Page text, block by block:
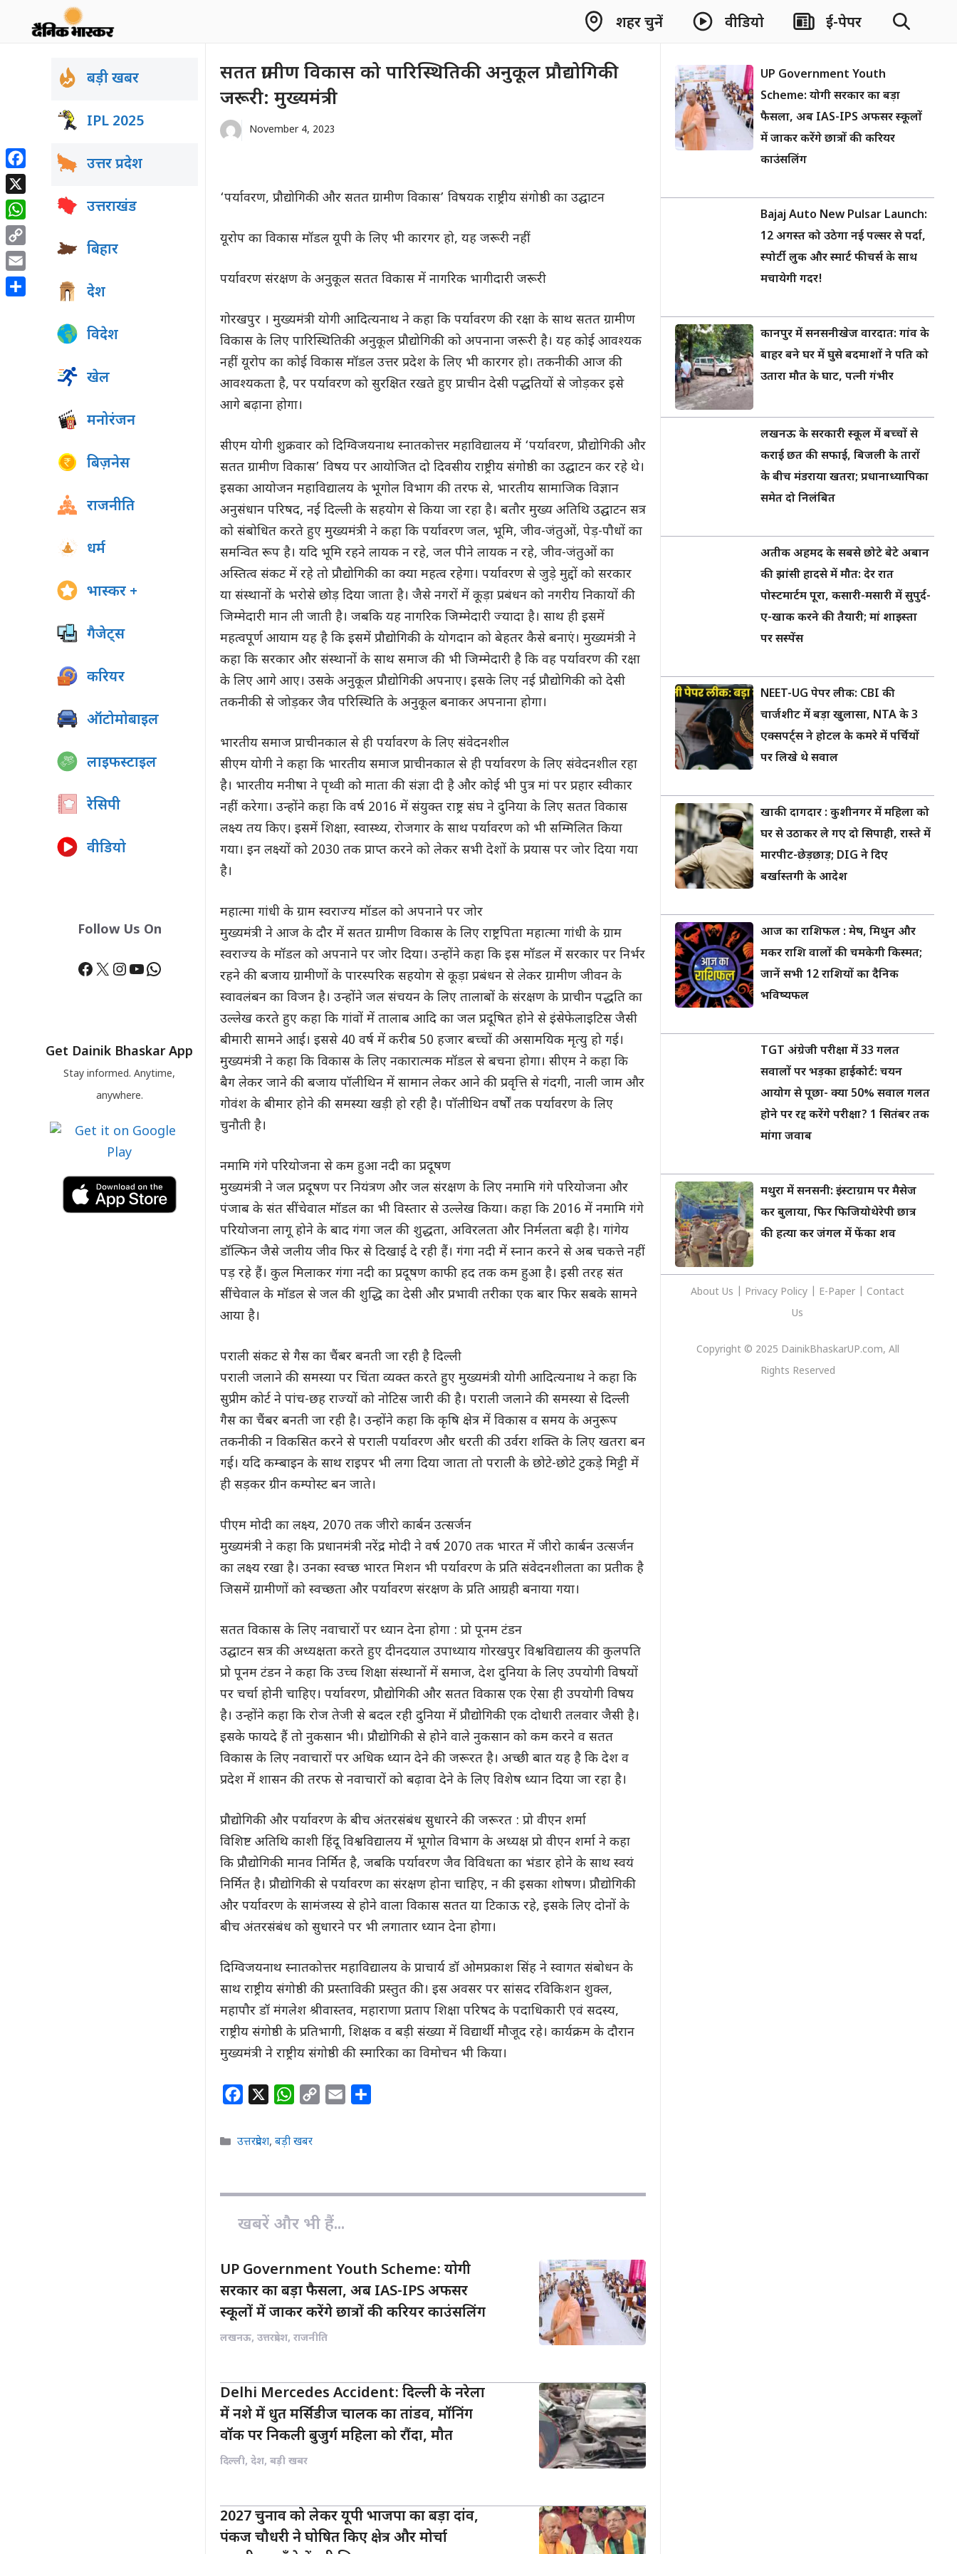
शहर चुनें वीडियो ई-पेपर
सतत ग्रामीण विकास को पारिस्थितिकी अनुकूल प्रौद्योगिकी
जरूरी: मुख्यमंत्री
November 4, 2023
‘पर्यावरण, प्रौद्योगिकी और सतत ग्रामीण विकास’ विषयक राष्ट्रीय संगोष्ठी का उद्घाटन
यूरोप का विकास मॉडल यूपी के लिए भी कारगर हो, यह जरूरी नहीं
पर्यावरण संरक्षण के अनुकूल सतत विकास में नागरिक भागीदारी जरूरी
गोरखपुर । मुख्यमंत्री योगी आदित्यनाथ ने कहा कि पर्यावरण की रक्षा के साथ सतत ग्रामीण
विकास के लिए पारिस्थितिकी अनुकूल प्रौद्योगिकी को अपनाना जरूरी है। यह कोई आवश्यक
नहीं यूरोप का कोई विकास मॉडल उत्तर प्रदेश के लिए भी कारगर हो। तकनीकी आज की
आवश्यकता है, पर पर्यावरण को सुरक्षित रखते हुए प्राचीन देसी पद्धतियों से जोड़कर इसे
आगे बढ़ाना होगा।
सीएम योगी शुक्रवार को दिग्विजयनाथ स्नातकोत्तर महाविद्यालय में ‘पर्यावरण, प्रौद्योगिकी और
सतत ग्रामीण विकास’ विषय पर आयोजित दो दिवसीय राष्ट्रीय संगोष्ठी का उद्घाटन कर रहे थे।
इसका आयोजन महाविद्यालय के भूगोल विभाग की तरफ से, भारतीय सामाजिक विज्ञान
अनुसंधान परिषद, नई दिल्ली के सहयोग से किया जा रहा है। बतौर मुख्य अतिथि उद्घाटन सत्र
को संबोधित करते हुए मुख्यमंत्री ने कहा कि पर्यावरण जल, भूमि, जीव-जंतुओं, पेड़-पौधों का
समन्वित रूप है। यदि भूमि रहने लायक न रहे, जल पीने लायक न रहे, जीव-जंतुओं का
अस्तित्व संकट में रहे तो प्रौद्योगिकी का क्या महत्व रहेगा। पर्यावरण से जुड़े मुद्दों को सरकार
या संस्थानों के भरोसे छोड़ दिया जाता है। जैसे नगरों में कूड़ा प्रबंधन को नगरीय निकायों की
जिम्मेदारी मान ली जाती है। जबकि यह नागरिक जिम्मेदारी ज्यादा है। साथ ही इसमें
महत्वपूर्ण आयाम यह है कि इसमें प्रौद्योगिकी के योगदान को बेहतर कैसे बनाएं। मुख्यमंत्री ने
कहा कि सरकार और संस्थानों के साथ समाज की भी जिम्मेदारी है कि वह पर्यावरण की रक्षा
के लिए आगे आए। उसके अनुकूल प्रौद्योगिकी अपनाए। इसके लिए नई प्रौद्योगिकी को देसी
तकनीकी से जोड़कर जैव परिस्थिति के अनुकूल बनाकर अपनाना होगा।
भारतीय समाज प्राचीनकाल से ही पर्यावरण के लिए संवेदनशील
सीएम योगी ने कहा कि भारतीय समाज प्राचीनकाल से ही पर्यावरण के लिए संवेदनशील रहा
है। भारतीय मनीषा ने पृथ्वी को माता की संज्ञा दी है और कोई भी पुत्र मां पर प्रहार स्वीकार
नहीं करेगा। उन्होंने कहा कि वर्ष 2016 में संयुक्त राष्ट्र संघ ने दुनिया के लिए सतत विकास
लक्ष्य तय किए। इसमें शिक्षा, स्वास्थ्य, रोजगार के साथ पर्यावरण को भी सम्मिलित किया
गया। इन लक्ष्यों को 2030 तक प्राप्त करने को लेकर सभी देशों के प्रयास पर जोर दिया गया
है।
महात्मा गांधी के ग्राम स्वराज्य मॉडल को अपनाने पर जोर
मुख्यमंत्री ने आज के दौर में सतत ग्रामीण विकास के लिए राष्ट्रपिता महात्मा गांधी के ग्राम
स्वराज्य के मॉडल को अपनाने पर जोर दिया। उन्होंने कहा कि इस मॉडल में सरकार पर निर्भर
रहने की बजाय ग्रामीणों के पारस्परिक सहयोग से कूड़ा प्रबंधन से लेकर ग्रामीण जीवन के
स्वावलंबन का विजन है। उन्होंने जल संचयन के लिए तालाबों के संरक्षण के प्राचीन पद्धति का
उल्लेख करते हुए कहा कि गांवों में तालाब आदि का जल प्रदूषित होने से इंसेफेलाइटिस जैसी
बीमारी सामने आई। इससे 40 वर्ष में करीब 50 हजार बच्चों की असामयिक मृत्यु हो गई।
मुख्यमंत्री ने कहा कि विकास के लिए नकारात्मक मॉडल से बचना होगा। सीएम ने कहा कि
बैग लेकर जाने की बजाय पॉलीथिन में सामान लेकर आने की प्रवृत्ति से गंदगी, नाली जाम और
गोवंश के बीमार होने की समस्या खड़ी हो रही है। पॉलीथिन वर्षों तक पर्यावरण के लिए
चुनौती है।
नमामि गंगे परियोजना से कम हुआ नदी का प्रदूषण
मुख्यमंत्री ने जल प्रदूषण पर नियंत्रण और जल संरक्षण के लिए नमामि गंगे परियोजना और
पंजाब के संत सींचेवाल मॉडल का भी विस्तार से उल्लेख किया। कहा कि 2016 में नमामि गंगे
परियोजना लागू होने के बाद गंगा जल की शुद्धता, अविरलता और निर्मलता बढ़ी है। गांगेय
डॉल्फिन जैसे जलीय जीव फिर से दिखाई दे रही हैं। गंगा नदी में स्नान करने से अब चकत्ते नहीं
पड़ रहे हैं। कुल मिलाकर गंगा नदी का प्रदूषण काफी हद तक कम हुआ है। इसी तरह संत
सींचेवाल के मॉडल से जल की शुद्धि का देसी और प्रभावी तरीका एक बार फिर सबके सामने
आया है।
पराली संकट से गैस का चैंबर बनती जा रही है दिल्ली
पराली जलाने की समस्या पर चिंता व्यक्त करते हुए मुख्यमंत्री योगी आदित्यनाथ ने कहा कि
सुप्रीम कोर्ट ने पांच-छह राज्यों को नोटिस जारी की है। पराली जलाने की समस्या से दिल्ली
गैस का चैंबर बनती जा रही है। उन्होंने कहा कि कृषि क्षेत्र में विकास व समय के अनुरूप
तकनीकी न विकसित करने से पराली पर्यावरण और धरती की उर्वरा शक्ति के लिए खतरा बन
गई। यदि कम्बाइन के साथ राइपर भी लगा दिया जाता तो पराली के छोटे-छोटे टुकड़े मिट्टी में
ही सड़कर ग्रीन कम्पोस्ट बन जाते।
पीएम मोदी का लक्ष्य, 2070 तक जीरो कार्बन उत्सर्जन
मुख्यमंत्री ने कहा कि प्रधानमंत्री नरेंद्र मोदी ने वर्ष 2070 तक भारत में जीरो कार्बन उत्सर्जन
का लक्ष्य रखा है। उनका स्वच्छ भारत मिशन भी पर्यावरण के प्रति संवेदनशीलता का प्रतीक है
जिसमें ग्रामीणों को स्वच्छता और पर्यावरण संरक्षण के प्रति आग्रही बनाया गया।
सतत विकास के लिए नवाचारों पर ध्यान देना होगा : प्रो पूनम टंडन
उद्घाटन सत्र की अध्यक्षता करते हुए दीनदयाल उपाध्याय गोरखपुर विश्वविद्यालय की कुलपति
प्रो पूनम टंडन ने कहा कि उच्च शिक्षा संस्थानों में समाज, देश दुनिया के लिए उपयोगी विषयों
पर चर्चा होनी चाहिए। पर्यावरण, प्रौद्योगिकी और सतत विकास एक ऐसा ही उपयोगी विषय
है। उन्होंने कहा कि रोज तेजी से बदल रही दुनिया में प्रौद्योगिकी एक दोधारी तलवार जैसी है।
इसके फायदे हैं तो नुकसान भी। प्रौद्योगिकी से होने वाले नुकसान को कम करने व सतत
विकास के लिए नवाचारों पर अधिक ध्यान देने की जरूरत है। अच्छी बात यह है कि देश व
प्रदेश में शासन की तरफ से नवाचारों को बढ़ावा देने के लिए विशेष ध्यान दिया जा रहा है।
प्रौद्योगिकी और पर्यावरण के बीच अंतरसंबंध सुधारने की जरूरत : प्रो वीएन शर्मा
विशिष्ट अतिथि काशी हिंदू विश्वविद्यालय में भूगोल विभाग के अध्यक्ष प्रो वीएन शर्मा ने कहा
कि प्रौद्योगिकी मानव निर्मित है, जबकि पर्यावरण जैव विविधता का भंडार होने के साथ स्वयं
निर्मित है। प्रौद्योगिकी से पर्यावरण का संरक्षण होना चाहिए, न की इसका शोषण। प्रौद्योगिकी
और पर्यावरण के सामंजस्य से होने वाला विकास सतत या टिकाऊ रहे, इसके लिए दोनों के
बीच अंतरसंबंध को सुधारने पर भी लगातार ध्यान देना होगा।
दिग्विजयनाथ स्नातकोत्तर महाविद्यालय के प्राचार्य डॉ ओमप्रकाश सिंह ने स्वागत संबोधन के
साथ राष्ट्रीय संगोष्ठी की प्रस्ताविकी प्रस्तुत की। इस अवसर पर सांसद रविकिशन शुक्ल,
महापौर डॉ मंगलेश श्रीवास्तव, महाराणा प्रताप शिक्षा परिषद के पदाधिकारी एवं सदस्य,
राष्ट्रीय संगोष्ठी के प्रतिभागी, शिक्षक व बड़ी संख्या में विद्यार्थी मौजूद रहे। कार्यक्रम के दौरान
मुख्यमंत्री ने राष्ट्रीय संगोष्ठी की स्मारिका का विमोचन भी किया।
o
k
W
A
p
i
Categories
उत्तरप्रदेश,बड़ी खबर
खबरें और भी हैं...
UP Government Youth Scheme: योगी
सरकार का बड़ा फैसला, अब IAS-IPS अफसर
स्कूलों में जाकर करेंगे छात्रों की करियर काउंसलिंग
लखनऊ, उत्तरप्रदेश, राजनीति
Delhi Mercedes Accident: दिल्ली के नरेला
में नशे में धुत मर्सिडीज चालक का तांडव, मॉनिंग
वॉक पर निकली बुजुर्ग महिला को रौंदा, मौत
दिल्ली, देश, बड़ी खबर
2027 चुनाव को लेकर यूपी भाजपा का बड़ा दांव,
पंकज चौधरी ने घोषित किए क्षेत्र और मोर्चा
बड़ी खबर
IPL 2025
उत्तर प्रदेश
उत्तराखंड
बिहार
देश
विदेश
खेल
मनोरंजन
बिज़नेस
राजनीति
धर्म
भास्कर +
गैजेट्स
करियर
ऑटोमोबाइल
लाइफस्टाइल
रेसिपी
वीडियो
Follow Us On
Facebook
X Instagram
YouTube
WhatsApp
Get Dainik Bhaskar App
Stay informed. Anytime,
anywhere.
UP Government Youth
Scheme: योगी सरकार का बड़ा
फैसला, अब IAS-IPS अफसर स्कूलों
में जाकर करेंगे छात्रों की करियर
काउंसलिंग
Bajaj Auto New Pulsar Launch:
12 अगस्त को उठेगा नई पल्सर से पर्दा,
स्पोर्टी लुक और स्मार्ट फीचर्स के साथ
मचायेगी गदर!
कानपुर में सनसनीखेज वारदात: गांव के
बाहर बने घर में घुसे बदमाशों ने पति को
उतारा मौत के घाट, पत्नी गंभीर
लखनऊ के सरकारी स्कूल में बच्चों से
कराई छत की सफाई, बिजली के तारों
के बीच मंडराया खतरा; प्रधानाध्यापिका
समेत दो निलंबित
अतीक अहमद के सबसे छोटे बेटे अबान
की झांसी हादसे में मौत: देर रात
पोस्टमार्टम पूरा, कसारी-मसारी में सुपुर्द-
ए-खाक करने की तैयारी; मां शाइस्ता
पर सस्पेंस
NEET-UG पेपर लीक: CBI की
चार्जशीट में बड़ा खुलासा, NTA के 3
एक्सपर्ट्स ने होटल के कमरे में पर्चियों
पर लिखे थे सवाल
खाकी दागदार : कुशीनगर में महिला को
घर से उठाकर ले गए दो सिपाही, रास्ते में
मारपीट-छेड़छाड़; DIG ने दिए
बर्खास्तगी के आदेश
आज का राशिफल : मेष, मिथुन और
मकर राशि वालों की चमकेगी किस्मत;
जानें सभी 12 राशियों का दैनिक
भविष्यफल
TGT अंग्रेजी परीक्षा में 33 गलत
सवालों पर भड़का हाईकोर्ट: चयन
आयोग से पूछा- क्या 50% सवाल गलत
होने पर रद्द करेंगे परीक्षा? 1 सितंबर तक
मांगा जवाब
मथुरा में सनसनी: इंस्टाग्राम पर मैसेज
कर बुलाया, फिर फिजियोथेरेपी छात्र
की हत्या कर जंगल में फेंका शव
About Us Privacy Policy E-Paper
Contact
Us
Copyright © 2025 DainikBhaskarUP.com, All
Rights Reserved
Facebook
X
WhatsApp
Copy
Link
Email